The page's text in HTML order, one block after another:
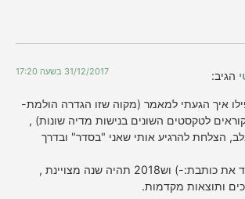
31/12/2017 בשעה 17:20
איך הגעתי למאמר (מקוה שזו הגדרה הולמת-
לטקסטים השונים בנישות מדיה שונות) ,
הצלחת להרגיע אותי שאני "בסדר" ובדרך
הולכת לחפש מה עוד את כותבת:-) וש2018 תהיה שנה מצויינת ,
ותוצאות מקדמות.